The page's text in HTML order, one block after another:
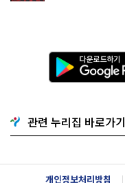
다
운
로
기
G
o
g
l
관련 누리집 바로가기
개인정보처리방침